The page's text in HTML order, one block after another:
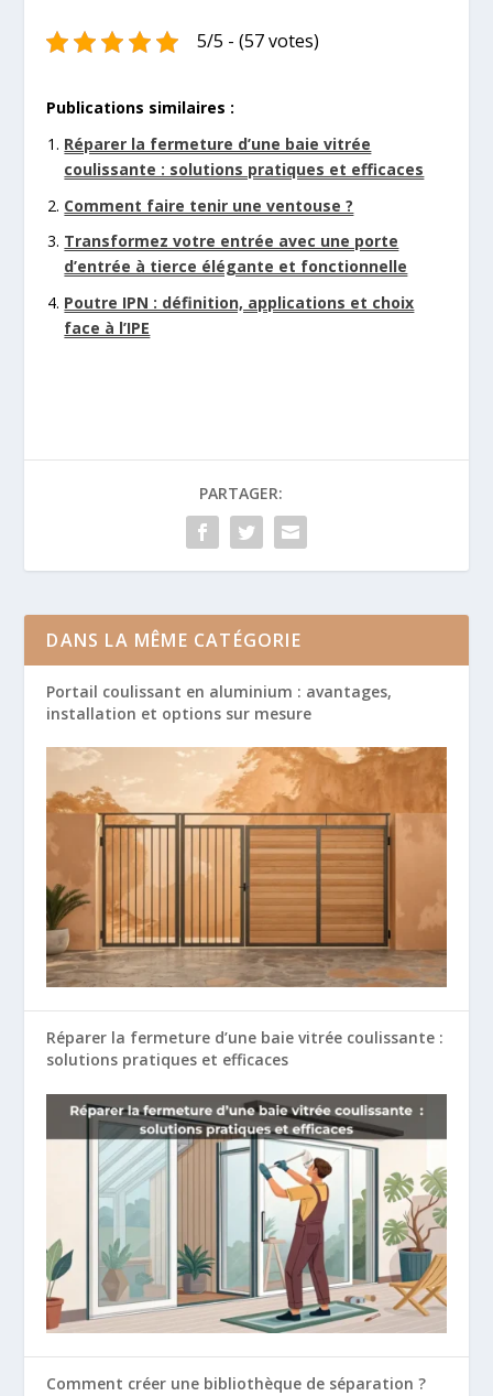
5/5 - (57 votes)
Publications similaires :
Réparer la fermeture d’une baie vitrée
coulissante : solutions pratiques et efficaces
Comment faire tenir une ventouse ?
Transformez votre entrée avec une porte
d’entrée à tierce élégante et fonctionnelle
Poutre IPN : définition, applications et choix
face à l’IPE
PARTAGER:
DANS LA MÊME CATÉGORIE
Portail coulissant en aluminium : avantages,
installation et options sur mesure
Réparer la fermeture d’une baie vitrée coulissante :
solutions pratiques et efficaces
Comment créer une bibliothèque de séparation ?